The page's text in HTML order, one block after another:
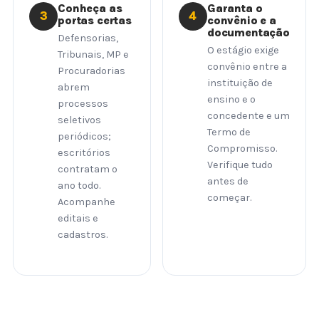
3
Conheça as
portas certas
Defensorias,
Tribunais, MP e
Procuradorias
abrem
processos
seletivos
periódicos;
escritórios
contratam o
ano todo.
Acompanhe
editais e
cadastros.
4
Garanta o
convênio e a
documentação
O estágio exige
convênio entre a
instituição de
ensino e o
concedente e um
Termo de
Compromisso.
Verifique tudo
antes de
começar.